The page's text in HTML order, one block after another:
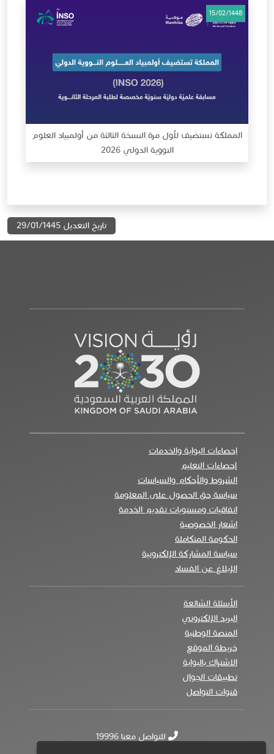
15/02/1448
المملكة تستضيف لأول مرة النسخة الثالثة من أولمبياد العلوم
النووية الدولي 2026
تاريخ التعديل 29/01/1445
احصاءات البوابة والخدمات
إحصاءات التعليم
الشروط والأحكام والسياسات
سياسة حق الحصول على المعلومة
اتفاقيات ومستويات تقديم الخدمة
اشعار الخصوصية
الحكومة المتكاملة
سياسة المشاركة الإلكترونية
الإبلاغ عن الفساد
الأسئلة الشائعة
البريد الإلكتروني
المنصة الوطنية
خريطة الموقع
الاشتراك بالبوابة
تطبيقات الجوال
قنوات التواصل
للتواصل معنا 19996